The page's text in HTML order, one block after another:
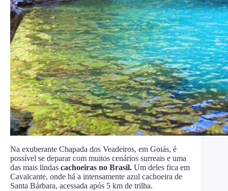
Na exuberante Chapada dos Veadeiros, em Goiás, é
possível se deparar com muitos cenários surreais e uma
das mais lindas cachoeiras no Brasil. Um deles fica em
Cavalcante, onde há a intensamente azul cachoeira de
Santa Bárbara, acessada após 5 km de trilha.